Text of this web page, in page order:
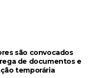
são convocados
de documentos e
temporária